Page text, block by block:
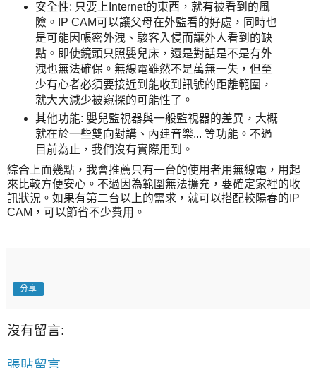
安全性: 只要上Internet的東西，就有被看到的風
險。IP CAM可以讓父母在外監看的好處，同時也
是可能因帳密外洩、駭客入侵而讓外人看到的缺
點。即使鏡頭只照嬰兒床，還是對話是不是有外
洩也無法確保。無線電雖然不是萬無一失，但至
少有心者必須要接近到能收到訊號的距離範圍，
就大大減少被窺探的可能性了。
其他功能: 嬰兒監視器與一般監視器的差異，大概
就在於一些雙向對講、內建音樂... 等功能。不過
目前為止，我們沒有實際用到。
綜合上面幾點，我會推薦只有一台的使用者用無線電，用起
來比較方便安心。不過因為範圍無法擴充，要確定家裡的收
訊狀況。如果有第二台以上的需求，就可以搭配較陽春的IP
CAM，可以節省不少費用。
分享
沒有留言:
張貼留言